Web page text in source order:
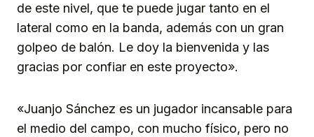
de este nivel, que te puede jugar tanto en el
lateral como en la banda, además con un gran
golpeo de balón. Le doy la bienvenida y las
gracias por confiar en este proyecto».
«Juanjo Sánchez es un jugador incansable para
el medio del campo, con mucho físico, pero no